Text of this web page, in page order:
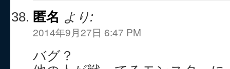
匿名 より:
2014年9月27日 6:47 PM
バグ？